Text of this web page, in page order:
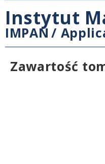
Instytut
IMPAN /
Zawartość